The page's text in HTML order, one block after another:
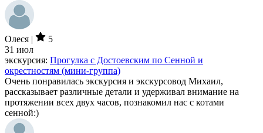
Олеся |
5
31 июл
экскурсия: Прогулка с Достоевским по Сенной и
окрестностям (мини-группа)
Очень понравилась экскурсия и экскурсовод Михаил,
рассказывает различные детали и удерживал внимание на
протяжении всех двух часов, познакомил нас с котами
сенной:)